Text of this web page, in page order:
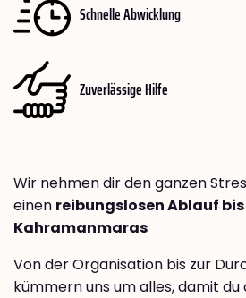
Schnelle Abwicklung
Zuverlässige Hilfe
Wir nehmen dir den ganzen
einen reibungslosen Ablauf
Kahramanmaras
Von der Organisation bis zur
kümmern uns um alles, damit